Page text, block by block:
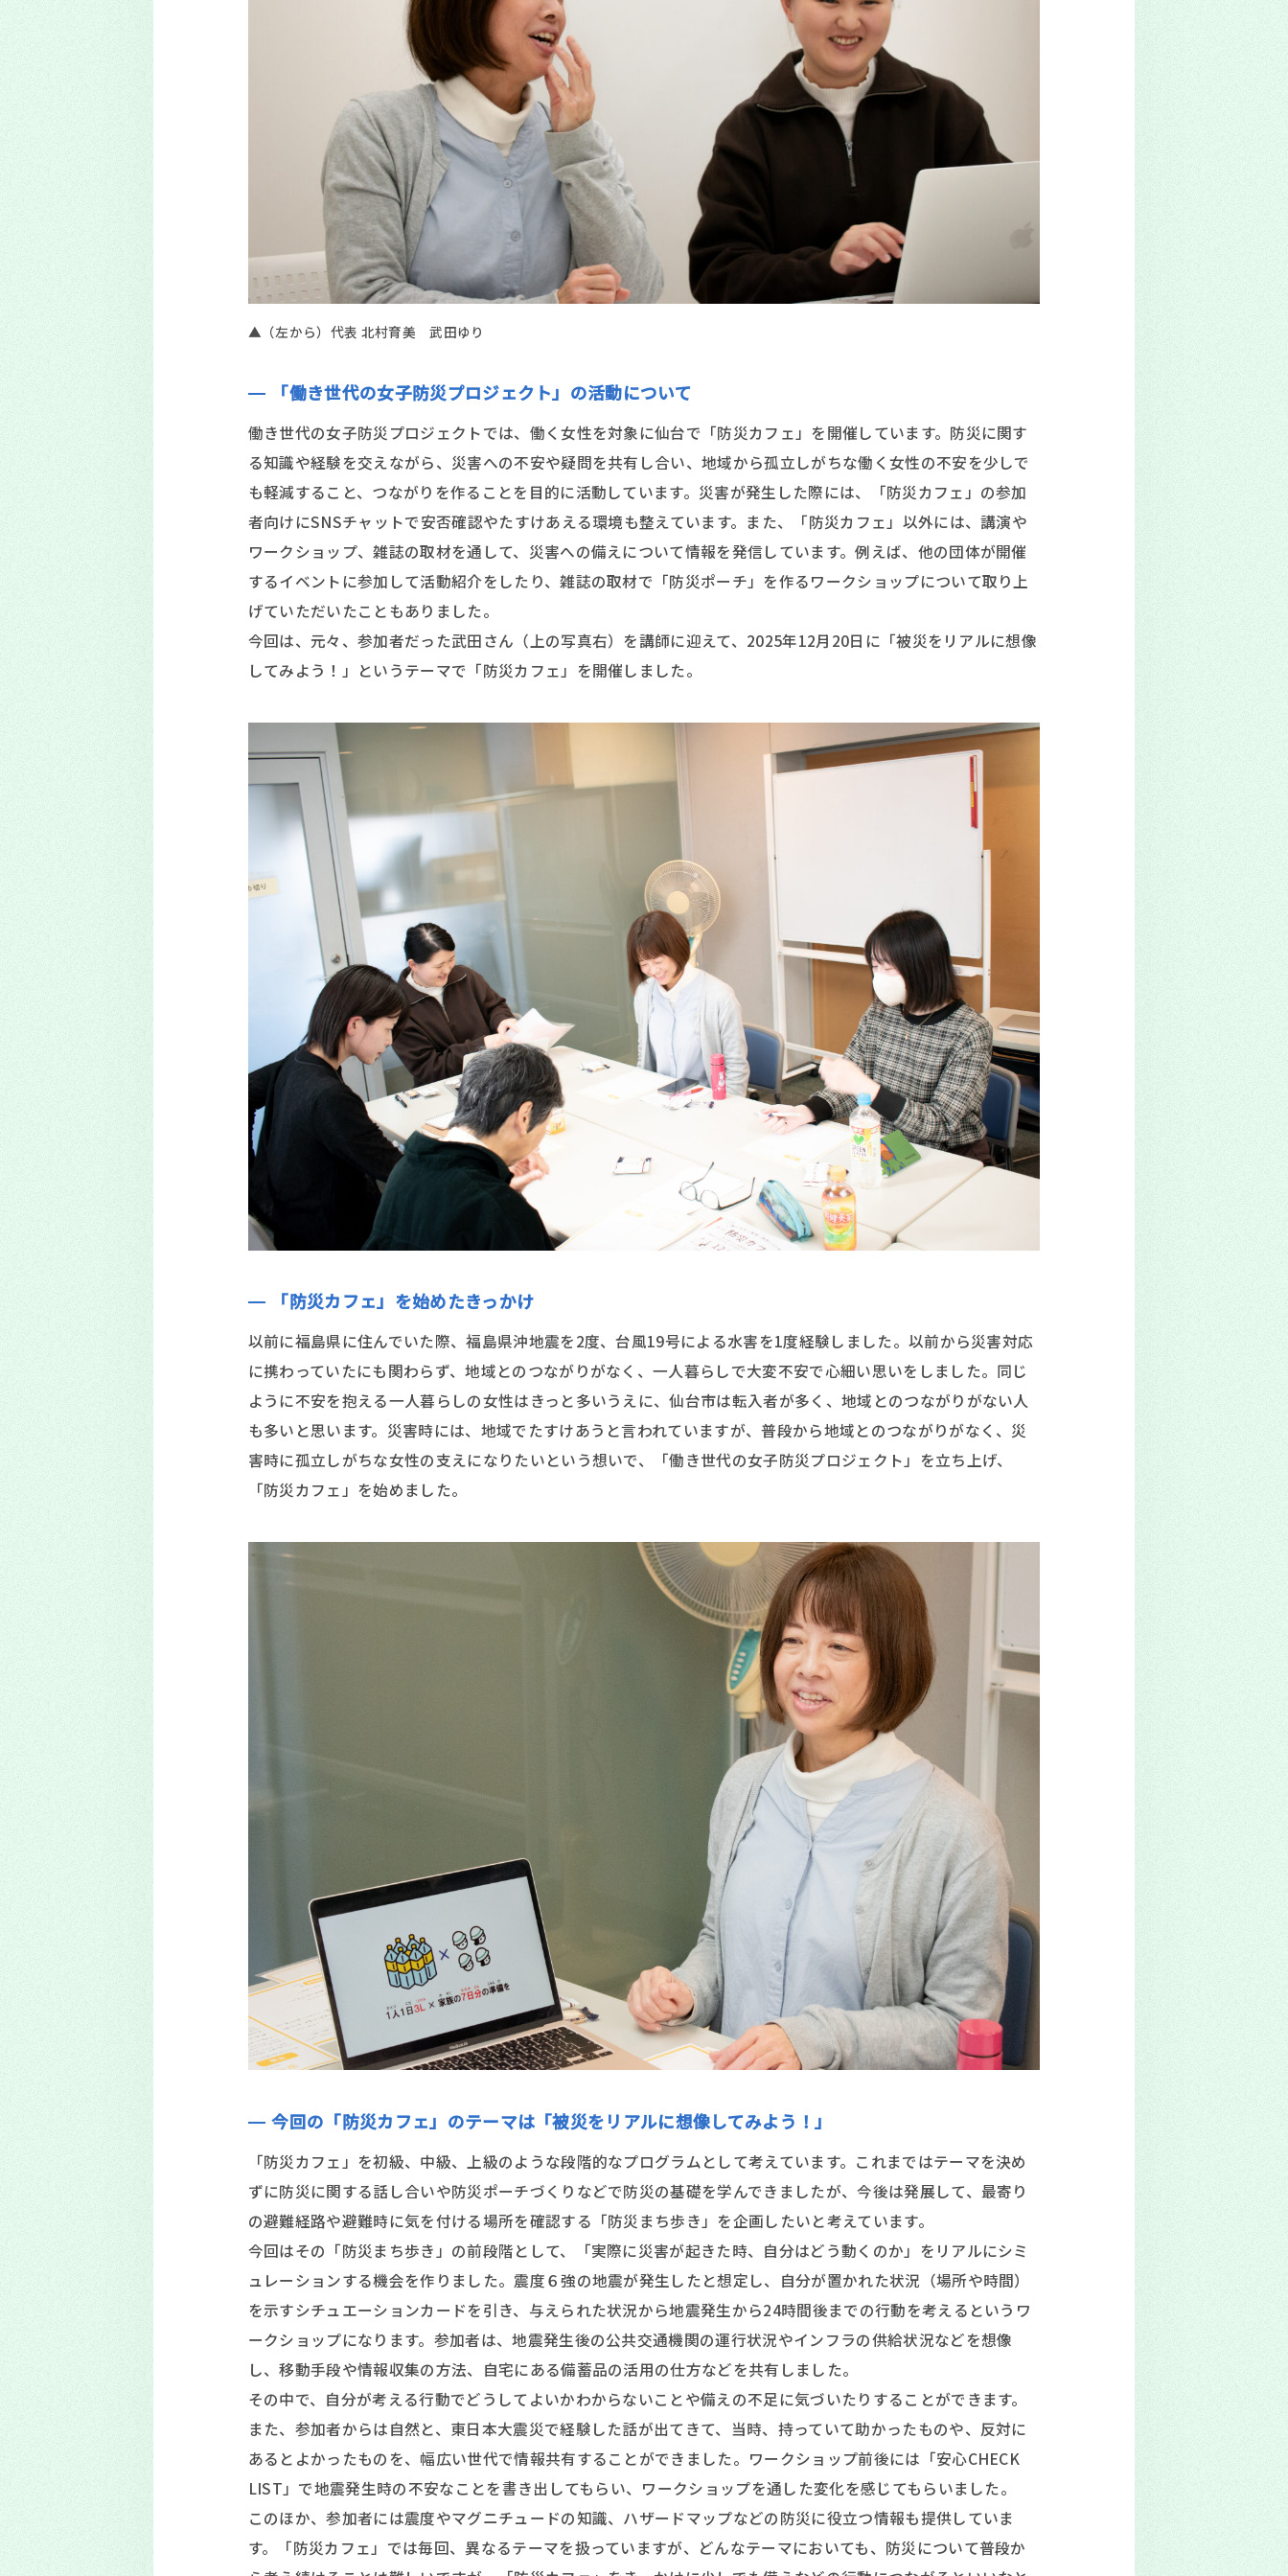
▲（左から）代表 北村育美 武田ゆり
「働き世代の女子防災プロジェクト」の活動について
働き世代の女子防災プロジェクトでは、働く女性を対象に仙台で「防災カフェ」を開催しています。防災に関す
る知識や経験を交えながら、災害への不安や疑問を共有し合い、地域から孤立しがちな働く女性の不安を少しで
も軽減すること、つながりを作ることを目的に活動しています。災害が発生した際には、「防災カフェ」の参加
者向けにSNSチャットで安否確認やたすけあえる環境も整えています。また、「防災カフェ」以外には、講演や
ワークショップ、雑誌の取材を通して、災害への備えについて情報を発信しています。例えば、他の団体が開催
するイベントに参加して活動紹介をしたり、雑誌の取材で「防災ポーチ」を作るワークショップについて取り上
げていただいたこともありました。
今回は、元々、参加者だった武田さん（上の写真右）を講師に迎えて、2025年12月20日に「被災をリアルに想像
してみよう！」というテーマで「防災カフェ」を開催しました。
「防災カフェ」を始めたきっかけ
以前に福島県に住んでいた際、福島県沖地震を2度、台風19号による水害を1度経験しました。以前から災害対応
に携わっていたにも関わらず、地域とのつながりがなく、一人暮らしで大変不安で心細い思いをしました。同じ
ように不安を抱える一人暮らしの女性はきっと多いうえに、仙台市は転入者が多く、地域とのつながりがない人
も多いと思います。災害時には、地域でたすけあうと言われていますが、普段から地域とのつながりがなく、災
害時に孤立しがちな女性の支えになりたいという想いで、「働き世代の女子防災プロジェクト」を立ち上げ、
「防災カフェ」を始めました。
今回の「防災カフェ」のテーマは「被災をリアルに想像してみよう！」
「防災カフェ」を初級、中級、上級のような段階的なプログラムとして考えています。これまではテーマを決め
ずに防災に関する話し合いや防災ポーチづくりなどで防災の基礎を学んできましたが、今後は発展して、最寄り
の避難経路や避難時に気を付ける場所を確認する「防災まち歩き」を企画したいと考えています。
今回はその「防災まち歩き」の前段階として、「実際に災害が起きた時、自分はどう動くのか」をリアルにシミ
ュレーションする機会を作りました。震度６強の地震が発生したと想定し、自分が置かれた状況（場所や時間）
を示すシチュエーションカードを引き、与えられた状況から地震発生から24時間後までの行動を考えるというワ
ークショップになります。参加者は、地震発生後の公共交通機関の運行状況やインフラの供給状況などを想像
し、移動手段や情報収集の方法、自宅にある備蓄品の活用の仕方などを共有しました。
その中で、自分が考える行動でどうしてよいかわからないことや備えの不足に気づいたりすることができます。
また、参加者からは自然と、東日本大震災で経験した話が出てきて、当時、持っていて助かったものや、反対に
あるとよかったものを、幅広い世代で情報共有することができました。ワークショップ前後には「安心CHECK
LIST」で地震発生時の不安なことを書き出してもらい、ワークショップを通した変化を感じてもらいました。
このほか、参加者には震度やマグニチュードの知識、ハザードマップなどの防災に役立つ情報も提供していま
す。「防災カフェ」では毎回、異なるテーマを扱っていますが、どんなテーマにおいても、防災について普段か